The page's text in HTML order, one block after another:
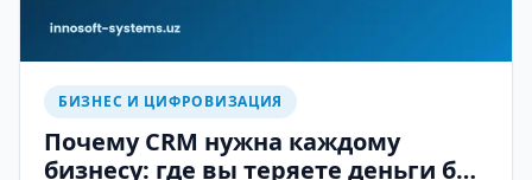
БИЗНЕС И ЦИФРОВИЗАЦИЯ
Почему CRM нужна каждому
бизнесу: где вы теряете деньги без